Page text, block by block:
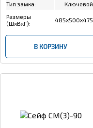
Тип замка:
Ключевой
Размеры
(ШхВхГ):
485x500x475
В КОРЗИНУ